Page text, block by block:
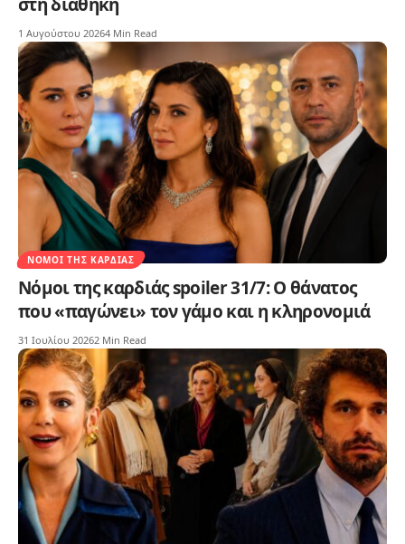
στη διαθήκη
1 Αυγούστου 20264 Min Read
ΝΌΜΟΙ ΤΗΣ ΚΑΡΔΙΆΣ
Νόμοι της καρδιάς spoiler 31/7: Ο θάνατος
που «παγώνει» τον γάμο και η κληρονομιά
31 Ιουλίου 20262 Min Read